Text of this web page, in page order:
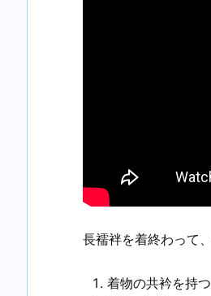
長襦袢を着終わって
着物の共衿を持つ